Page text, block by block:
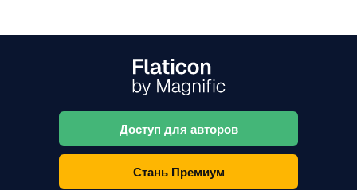
Доступ для авторов
Стань Премиум